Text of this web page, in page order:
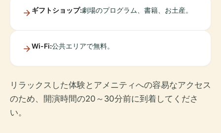
ギフトショップ:劇場のプログラム、書籍、お土産。
Wi-Fi:公共エリアで無料。
リラックスした体験とアメニティへの容易なアクセス
のため、開演時間の20～30分前に到着してくださ
い。